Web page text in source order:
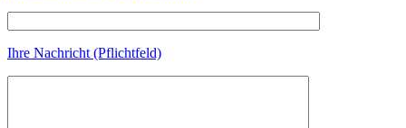
Ihre Nachricht (Pflichtfeld)